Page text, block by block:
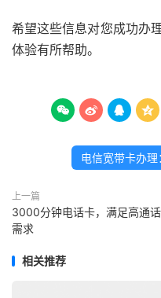
希望这些信息对您成功办
体验有所帮助。
   
电信宽带卡办
上一篇
3000分钟电话卡，满足高通话
需求
相关推荐